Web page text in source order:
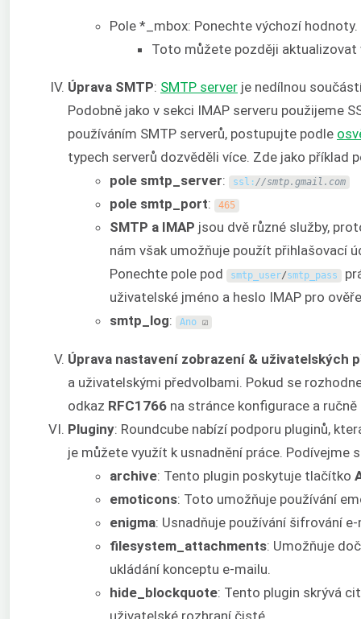
Pole *_mbox: Ponechte výchozí hodnoty.
Toto můžete později aktualizovat
Úprava SMTP: SMTP server je nedílnou
Podobně jako v sekci IMAP serveru použijeme
používáním SMTP serverů, postupujte podle
typech serverů dozvěděli více. Zde jako příklad
pole smtp_server: ssl : //smtp.gmail.com
pole smtp_port: 465
SMTP a IMAP jsou dvě různé služby,
nám však umožňuje použít přihlašovací
Ponechte pole pod
smtp_user/smtp_pass
uživatelské jméno a heslo IMAP pro
smtp_log: Ano ☑
Úprava nastavení zobrazení & uživatelských
a uživatelskými předvolbami. Pokud se
odkaz RFC1766 na stránce konfigurace a
Pluginy: Roundcube nabízí podporu pluginů,
je můžete využít k usnadnění práce. Podívejme
archive: Tento plugin poskytuje tlačítko
emoticons: Toto umožňuje používání
enigma: Usnadňuje používání šifrování
filesystem_attachments: Umožňuje
ukládání konceptu e-mailu.
hide_blockquote: Tento plugin skrývá
uživatelské rozhraní čisté.